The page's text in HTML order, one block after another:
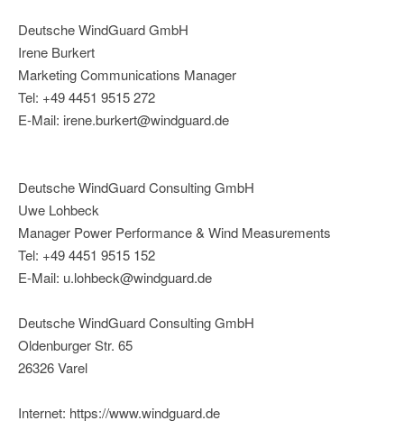
Deutsche WindGuard GmbH
Irene Burkert
Marketing Communications Manager
Tel: +49 4451 9515 272
E-Mail: irene.burkert@windguard.de
Deutsche WindGuard Consulting GmbH
Uwe Lohbeck
Manager Power Performance & Wind Measurements
Tel: +49 4451 9515 152
E-Mail: u.lohbeck@windguard.de
Deutsche WindGuard Consulting GmbH
Oldenburger Str. 65
26326 Varel
Internet: https://www.windguard.de